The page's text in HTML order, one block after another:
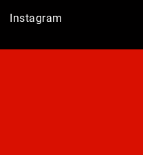
Instagram